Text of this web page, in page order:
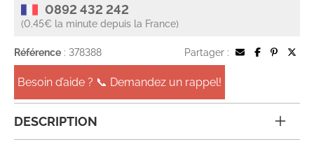
0892 432 242
(0.45€ la minute depuis la France)
Référence : 378388 Partager :
Besoin d’aide ? 📞 Demandez un rappel!
DESCRIPTION